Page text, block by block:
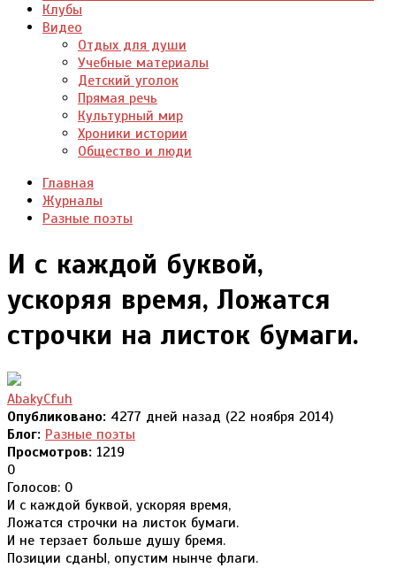
Клубы
Видео
Отдых для души
Учебные материалы
Детский уголок
Прямая речь
Культурный мир
Хроники истории
Общество и люди
Главная
Журналы
Разные поэты
И с каждой буквой,
ускоряя время, Ложатся
строчки на листок бумаги.
AbakyCfuh
Опубликовано: 4277 дней назад (22 ноября 2014)
Блог: Разные поэты
Просмотров: 1219
0
Голосов: 0
И с каждой буквой, ускоряя время,
Ложатся строчки на листок бумаги.
И не терзает больше душу бремя.
Позиции сданЫ, опустим нынче флаги.